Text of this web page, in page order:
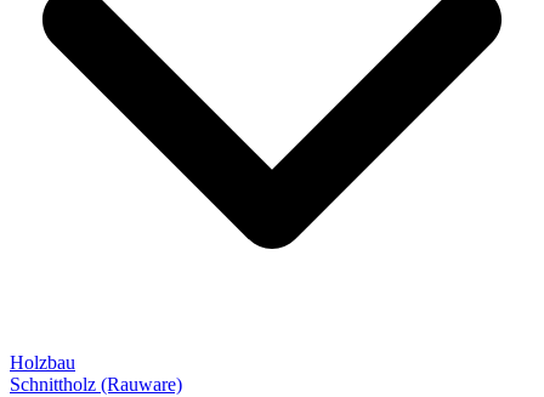
Holzbau
Schnittholz (Rauware)